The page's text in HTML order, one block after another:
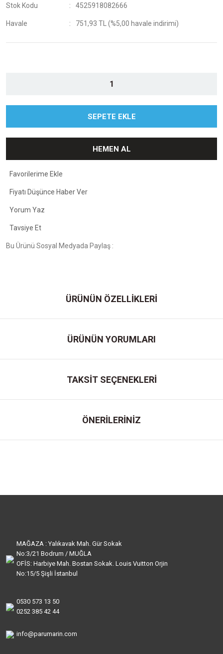
Stok Kodu 4525918082666
Havale 751,93 TL (%5,00 havale indirimi)
SEPETE EKLE
HEMEN AL
Fiyatı Düşünce Haber Ver
Yorum Yaz
Tavsiye Et
Bu Ürünü Sosyal Medyada Paylaş :
ÜRÜNÜN ÖZELLİKLERİ
ÜRÜNÜN YORUMLARI
TAKSİT SEÇENEKLERİ
ÖNERİLERİNİZ
MAĞAZA : Yalıkavak Mah. Gür Sokak
No:3/21 Bodrum / MUĞLA
OFİS: Harbiye Mah. Bostan Sokak. Louis Vuitton Orjin
No:15/5 Şişli İstanbul
0530 573 13 50
0252 385 42 44
info@parumarin.com